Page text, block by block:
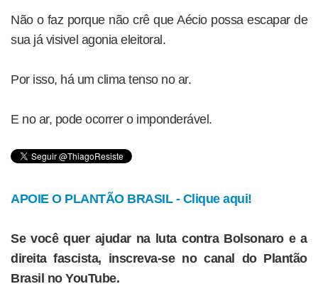
Não o faz porque não crê que Aécio possa escapar de
sua já visivel agonia eleitoral.
Por isso, há um clima tenso no ar.
E no ar, pode ocorrer o imponderável.
APOIE O PLANTÃO BRASIL - Clique aqui!
Se você quer ajudar na luta contra Bolsonaro e a
direita fascista, inscreva-se no canal do Plantão
Brasil no YouTube.